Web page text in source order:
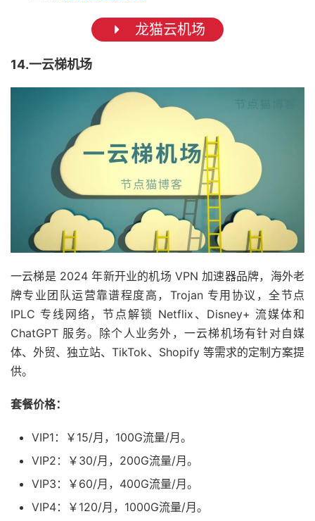
龙猫云机场
14.一云梯机场
一云梯是 2024 年新开业的机场 VPN 加速器品牌，海外老
牌专业团队运营靠谱程度高，Trojan 专用协议，全节点
IPLC 专线网络，节点解锁 Netflix、Disney+ 流媒体和
ChatGPT 服务。除个人业务外，一云梯机场有针对自媒
体、外贸、独立站、TikTok、Shopify 等需求的定制方案提
供。
套餐价格：
VIP1：￥15/月，100G流量/月。
VIP2：￥30/月，200G流量/月。
VIP3：￥60/月，400G流量/月。
VIP4：￥120/月，1000G流量/月。